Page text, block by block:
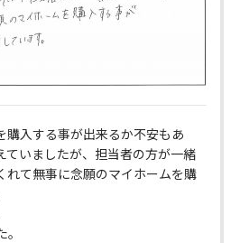
購入する事が出来るか不安もあ
ていましたが、担当者の方が一緒
れて無事に念願のマイホームを購